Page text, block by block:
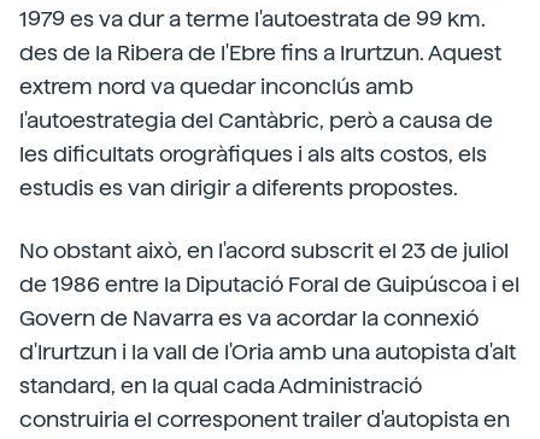
1979 es va dur a terme l'autoestrata de 99 km.
des de la Ribera de l'Ebre fins a Irurtzun. Aquest
extrem nord va quedar inconclús amb
l'autoestrategia del Cantàbric, però a causa de
les dificultats orogràfiques i als alts costos, els
estudis es van dirigir a diferents propostes.
No obstant això, en l'acord subscrit el 23 de juliol
de 1986 entre la Diputació Foral de Guipúscoa i el
Govern de Navarra es va acordar la connexió
d'Irurtzun i la vall de l'Oria amb una autopista d'alt
standard, en la qual cada Administració
construiria el corresponent trailer d'autopista en